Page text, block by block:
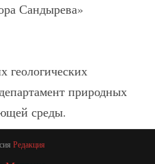
Сандырева»
геологических
природных
среды.
Редакция